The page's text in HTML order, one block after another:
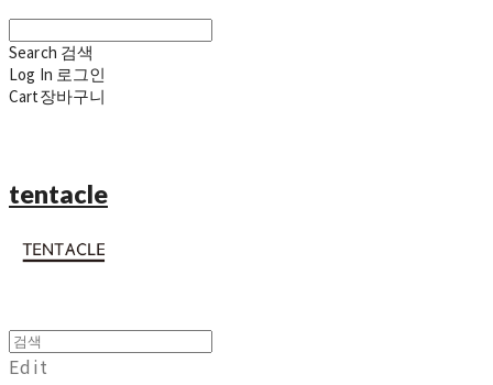
Search 검색
Log In 로그인
Cart장바구니
tentacle
Edit